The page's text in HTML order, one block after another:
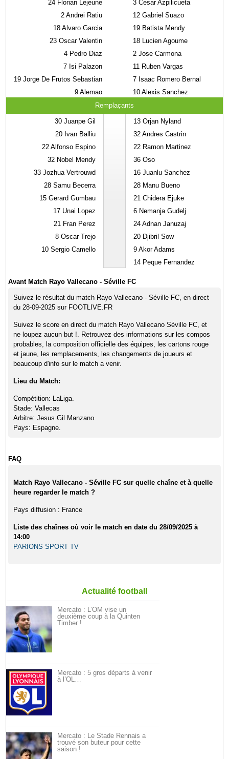
24 Florian Lejeune
2 Andrei Ratiu
18 Alvaro Garcia
23 Oscar Valentin
4 Pedro Diaz
7 Isi Palazon
19 Jorge De Frutos Sebastian
9 Alemao
3 Cesar Azpilicueta
12 Gabriel Suazo
19 Batista Mendy
18 Lucien Agoume
2 Jose Carmona
11 Ruben Vargas
7 Isaac Romero Bernal
10 Alexis Sanchez
Remplaçants
30 Juanpe Gil
20 Ivan Balliu
22 Alfonso Espino
32 Nobel Mendy
33 Jozhua Vertrouwd
28 Samu Becerra
15 Gerard Gumbau
17 Unai Lopez
21 Fran Perez
8 Oscar Trejo
10 Sergio Camello
13 Orjan Nyland
32 Andres Castrin
22 Ramon Martinez
36 Oso
16 Juanlu Sanchez
28 Manu Bueno
21 Chidera Ejuke
6 Nemanja Gudelj
24 Adnan Januzaj
20 Djibril Sow
9 Akor Adams
14 Peque Fernandez
Avant Match Rayo Vallecano - Séville FC
Suivez le résultat du match Rayo Vallecano - Séville FC, en direct
du 28-09-2025 sur FOOTLIVE.FR
Suivez le score en direct du match Rayo Vallecano Séville FC, et
ne loupez aucun but !. Retrouvez des informations sur les compos
probables, la composition officielle des équipes, les cartons rouge
et jaune, les remplacements, les changements de joueurs et
beaucoup d'info sur le match a venir.
Lieu du Match:
Compétition: LaLiga.
Stade: Vallecas
Arbitre: Jesus Gil Manzano
Pays: Espagne.
FAQ
Match Rayo Vallecano - Séville FC sur quelle chaîne et à quelle
heure regarder le match ?
Pays diffusion : France
Liste des chaînes où voir le match en date du 28/09/2025 à
14:00
PARIONS SPORT TV
Actualité football
Mercato : L’OM vise un
deuxième coup à la Quinten
Timber !
Mercato : 5 gros départs à venir
à l’OL…
Mercato : Le Stade Rennais a
trouvé son buteur pour cette
saison !